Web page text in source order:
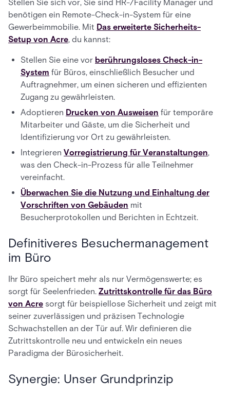
Stellen Sie sich vor, Sie sind HR-/Facility Manager und
benötigen ein Remote-Check-in-System für eine
Gewerbeimmobilie. Mit Das erweiterte Sicherheits-
Setup von Acre, du kannst:
Stellen Sie eine vor berührungsloses Check-in-
System für Büros, einschließlich Besucher und
Auftragnehmer, um einen sicheren und effizienten
Zugang zu gewährleisten.
Adoptieren Drucken von Ausweisen für temporäre
Mitarbeiter und Gäste, um die Sicherheit und
Identifizierung vor Ort zu gewährleisten.
Integrieren Vorregistrierung für Veranstaltungen,
was den Check-in-Prozess für alle Teilnehmer
vereinfacht.
Überwachen Sie die Nutzung und Einhaltung der
Vorschriften von Gebäuden mit
Besucherprotokollen und Berichten in Echtzeit.
Definitiveres Besuchermanagement
im Büro
Ihr Büro speichert mehr als nur Vermögenswerte; es
sorgt für Seelenfrieden. Zutrittskontrolle für das Büro
von Acre sorgt für beispiellose Sicherheit und zeigt mit
seiner zuverlässigen und präzisen Technologie
Schwachstellen an der Tür auf. Wir definieren die
Zutrittskontrolle neu und entwickeln ein neues
Paradigma der Bürosicherheit.
Synergie: Unser Grundprinzip